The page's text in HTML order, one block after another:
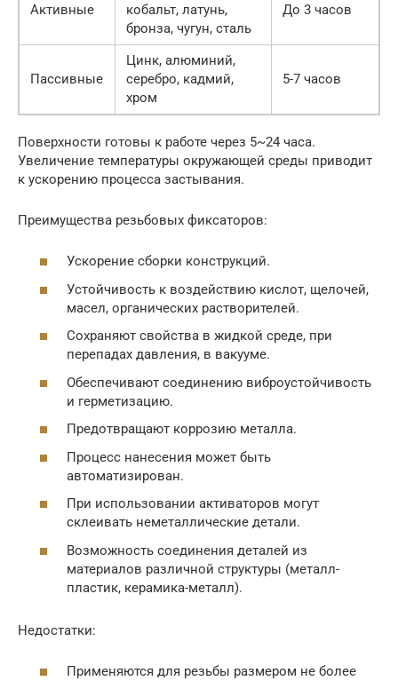
Активные
кобальт, латунь,
бронза, чугун, сталь
До 3 часов
Пассивные
Цинк, алюминий,
серебро, кадмий,
хром
5-7 часов
Поверхности готовы к работе через 5~24 часа.
Увеличение температуры окружающей среды приводит
к ускорению процесса застывания.
Преимущества резьбовых фиксаторов:
Ускорение сборки конструкций.
Устойчивость к воздействию кислот, щелочей,
масел, органических растворителей.
Сохраняют свойства в жидкой среде, при
перепадах давления, в вакууме.
Обеспечивают соединению виброустойчивость
и герметизацию.
Предотвращают коррозию металла.
Процесс нанесения может быть
автоматизирован.
При использовании активаторов могут
склеивать неметаллические детали.
Возможность соединения деталей из
материалов различной структуры (металл-
пластик, керамика-металл).
Недостатки:
Применяются для резьбы размером не более